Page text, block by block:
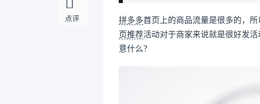
点评 拼多多首页上的商品流量是很多的，
页推荐活动对于商家来说就是很好发
意什么？